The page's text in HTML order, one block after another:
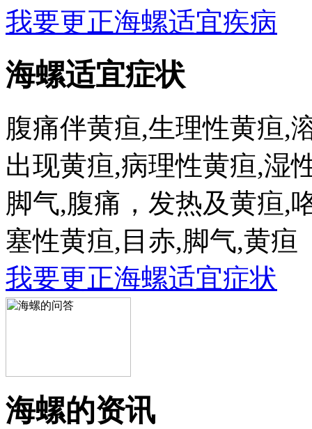
我要更正海螺适宜疾病
海螺适宜症状
腹痛伴黄疸,生理性黄疸,
出现黄疸,病理性黄疸,湿
脚气,腹痛，发热及黄疸,
塞性黄疸,目赤,脚气,黄疸
我要更正海螺适宜症状
海螺的资讯